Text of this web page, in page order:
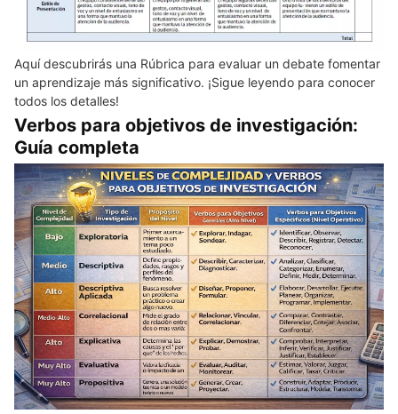
Aquí descubrirás una Rúbrica para evaluar un debate fomentar
un aprendizaje más significativo. ¡Sigue leyendo para conocer
todos los detalles!
Verbos para objetivos de investigación:
Guía completa